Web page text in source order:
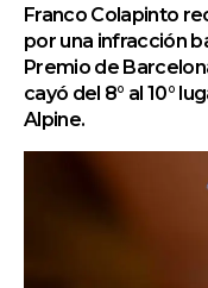
Franco Colapinto
por una infracción
Premio de
cayó del 8° al 10°
Alpine.